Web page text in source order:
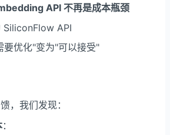
API 不再是成本瓶颈
SiliconFlow API
要优化"变为"可以接受"
，我们发现：
：